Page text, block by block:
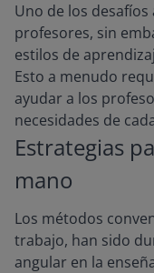
Uno de los
profesores, sin
estilos de
Esto a menudo
ayudar a los
necesidades de
Estrategias
mano
Los métodos
trabajo, han sido
angular en la